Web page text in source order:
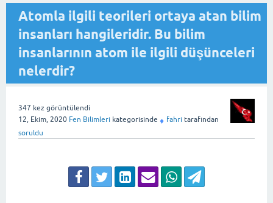
Atomla ilgili teorileri ortaya atan bilim
insanları hangileridir. Bu bilim
insanlarının atom ile ilgili düşünceleri
nelerdir?
347 kez görüntülendi
12, Ekim, 2020 Fen Bilimleri kategorisinde ♦ fahri tarafından
soruldu